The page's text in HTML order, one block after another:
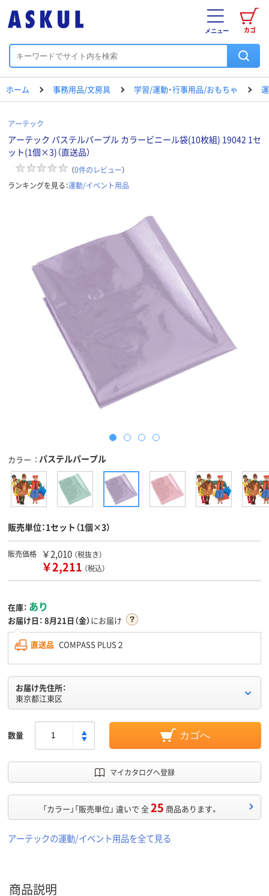
カゴ
メニュー
ホーム 事務用品/文房具 学習/運動・行事用品/おもちゃ
アーテック
アーテック パステルパープル カラービニール袋(10枚組) 19042 1セ
ット(1個×3)（直送品）
（0件のレビュー）
ランキングを見る：運動/イベント用品
カラー パステルパープル
販売単位：1セット（1個×3）
販売価格 ￥2,010 （税抜き）
￥2,211 （税込）
在庫： あり
お届け日： 8月21日（金）にお届け
直送品 COMPASS PLUS２
お届け先住所：
東京都江東区
数量 カゴへ
マイカタログへ登録
「カラー」「販売単位」 違いで 全25 商品あります。
アーテックの運動/イベント用品を全て見る
商品説明